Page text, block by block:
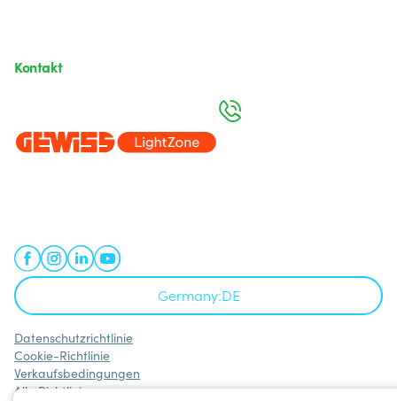
Germany:DE
Kontakt
Datenschutzrichtlinie
Cookie-Richtlinie
Verkaufsbedingungen
Alle Richtlinien